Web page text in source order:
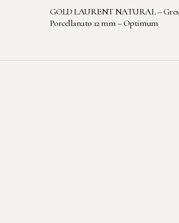
LEGGI TUTTO
GOLD LAURENT NATURAL – Gres
Porcellanato 12 mm – Optimum